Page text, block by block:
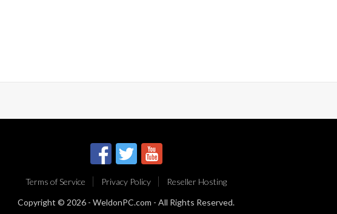
Terms of Service Privacy Policy
Reseller Hosting
Copyright © 2026 - WeldonPC.com - All Rights Reserved.